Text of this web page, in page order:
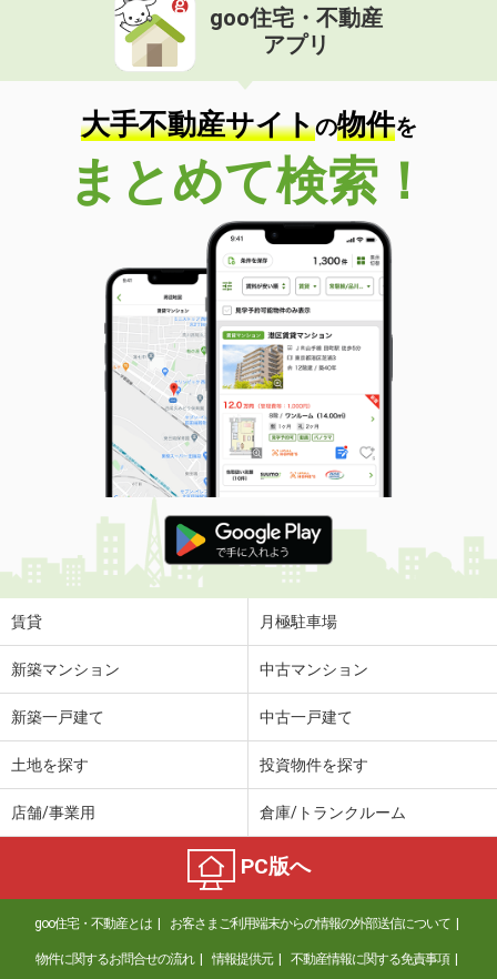
goo住宅・不動産
アプリ
大手不動産サイトの物件を
まとめて検索！
賃貸 月極駐車場
新築マンション 中古マンション
新築一戸建て 中古一戸建て
土地を探す 投資物件を探す
店舗/事業用 倉庫/トランクルーム
PC版へ
goo住宅・不動産とは お客さまご利用端末からの情報の外部送信について
物件に関するお問合せの流れ 情報提供元 不動産情報に関する免責事項